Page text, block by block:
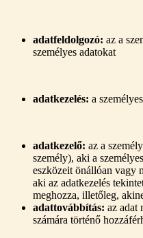
adatfeldolgozó: az a
személyes adatokat
adatkezelés: a
adatkezelő: az a
személy), aki a
eszközeit önállóan vagy
aki az adatkezelés
meghozza, illetőleg,
adattovábbítás: az adat
számára történő